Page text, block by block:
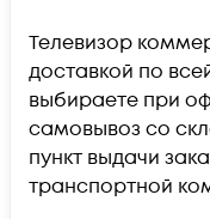
Телевизор
доставкой по
выбираете при
самовывоз со
пункт выдачи
транспортной